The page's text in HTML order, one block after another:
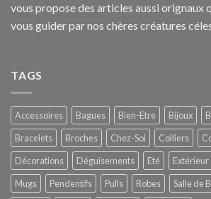
vous propose des articles aussi orignaux
vous guider par nos chères créatures
TAGS
Accessoires Bagues Bien-Etre Bijoux
Bracelets
Broches Chez-Soi Colliers
Décorations
Déguisements Eté Extérieur
Mugs
Pendentifs Pulls Robes Salle de